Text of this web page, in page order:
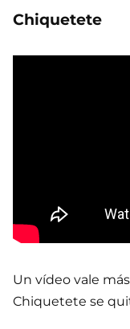
Chiquetete
Un vídeo vale
Chiquetete se